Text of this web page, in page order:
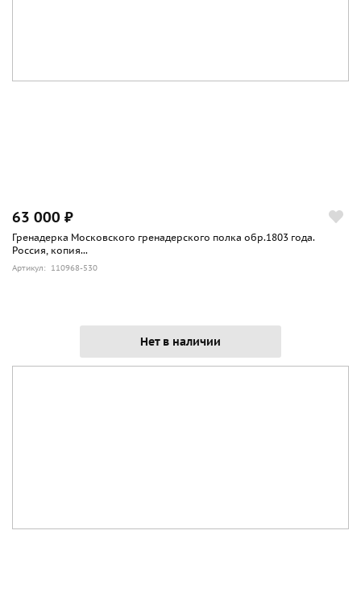
63 000 ₽
Гренадерка Московского гренадерского полка обр.1803 года.
Россия, копия...
Артикул: 110968-530
Нет в наличии